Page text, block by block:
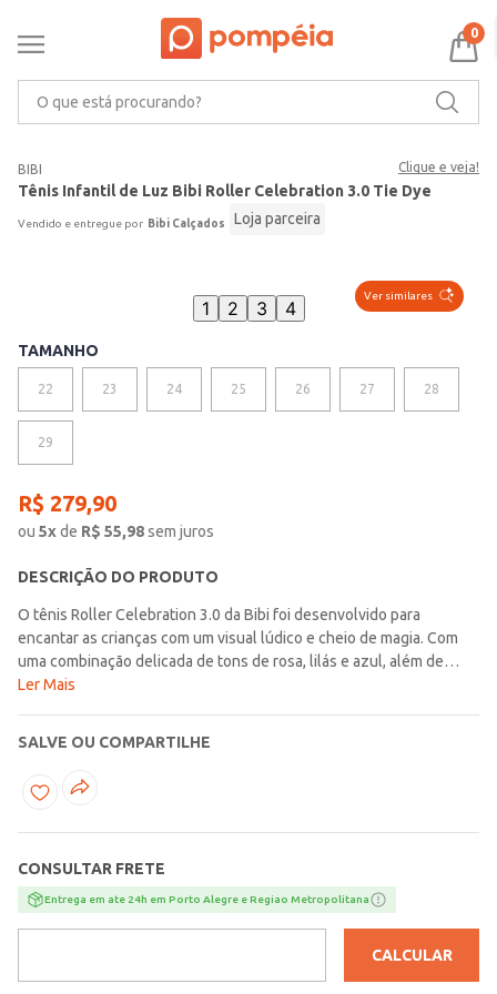
0
BIBI Clique e veja!
Tênis Infantil de Luz Bibi Roller Celebration 3.0 Tie Dye
Bibi Calçados Loja parceira
Ver similares
1 2 3 4
TAMANHO
22 23 24 25 26 27 28
29
R$ 279,90
ou 5xde R$ 55,98sem juros
DESCRIÇÃO DO PRODUTO
O tênis Roller Celebration 3.0 da Bibi foi desenvolvido para
encantar as crianças com um visual lúdico e cheio de magia. Com
uma combinação delicada de tons de rosa, lilás e azul, além de
detalhes cintilantes, o modelo traz um charme especial que
divertida, acompanhando o ritmo de cada brincadeira. Com calce
fácil, o Roller Celebration 3.0 permite que as crianças coloquem o
tênis com autonomia e conforto. A exclusiva Palmilha Fisioflex
materiais respiráveis e atóxicos, o modelo garante bem-estar,
ventilação e segurança em cada uso, sendo perfeito para
acompanhar diferentes momentos da rotina. Diferenciais que
para o dia a dia das crianças; Solado com luzes LED: Pisca a cada
passo, tornando as brincadeiras mais animadas; Materiais atóxicos:
Ler Mais
SALVE OU COMPARTILHE
CONSULTAR FRETE
Entrega em ate 24h em Porto Alegre e Regiao Metropolitana
CALCULAR